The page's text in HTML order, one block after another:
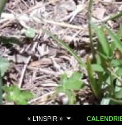
« L’INSPIR »